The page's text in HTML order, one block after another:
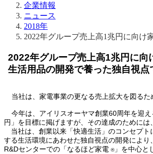
企業情報
ニュース
2018年
2022年グループ売上高1兆円に向け
2022年グループ売上高1兆円に向
生活用品の開発で養った独自視
当社は、家電事業の更なる売上拡大を図る
今年は、アイリスオーヤマ創業60周年を迎
円」を目標に掲げますが、その達成のために
当社は、創業以来「快適生活」のコンセプト
する生活環境にあわせた独自視点の開発によ
R&Dセンターでの「なるほど家電 ®」を中心と